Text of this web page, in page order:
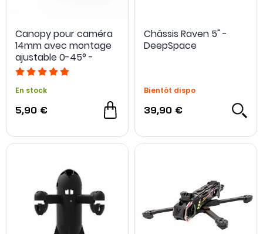
Canopy pour caméra
14mm avec montage
ajustable 0-45° -
BetaFPV
En stock
5,90 €
Châssis Raven 5" -
DeepSpace
Bientôt dispo
39,90 €